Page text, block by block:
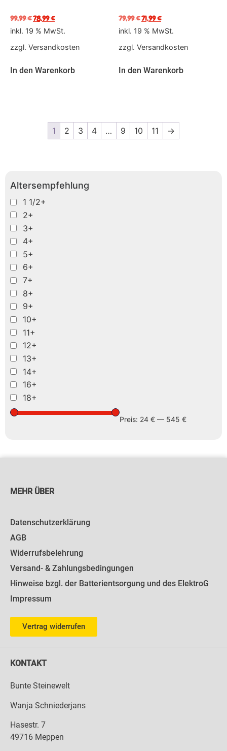
Altersempfehlung
1 1/2+
2+
3+
4+
5+
6+
7+
8+
9+
10+
11+
12+
13+
14+
16+
18+
Preis: 24 € — 545 €
99,99€78,99€
inkl. 19 % MwSt.
zzgl. Versandkosten
In den Warenkorb
79,99€71,99€
inkl. 19 % MwSt.
zzgl. Versandkosten
In den Warenkorb
1 2 3 4 … 9 10 11 →
MEHR ÜBER
Datenschutzerklärung
AGB
Widerrufsbelehrung
Versand- & Zahlungsbedingungen
Hinweise bzgl. der Batterientsorgung und des ElektroG
Impressum
Vertrag widerrufen
KONTAKT
Bunte Steinewelt
Wanja Schniederjans
Hasestr. 7
49716 Meppen